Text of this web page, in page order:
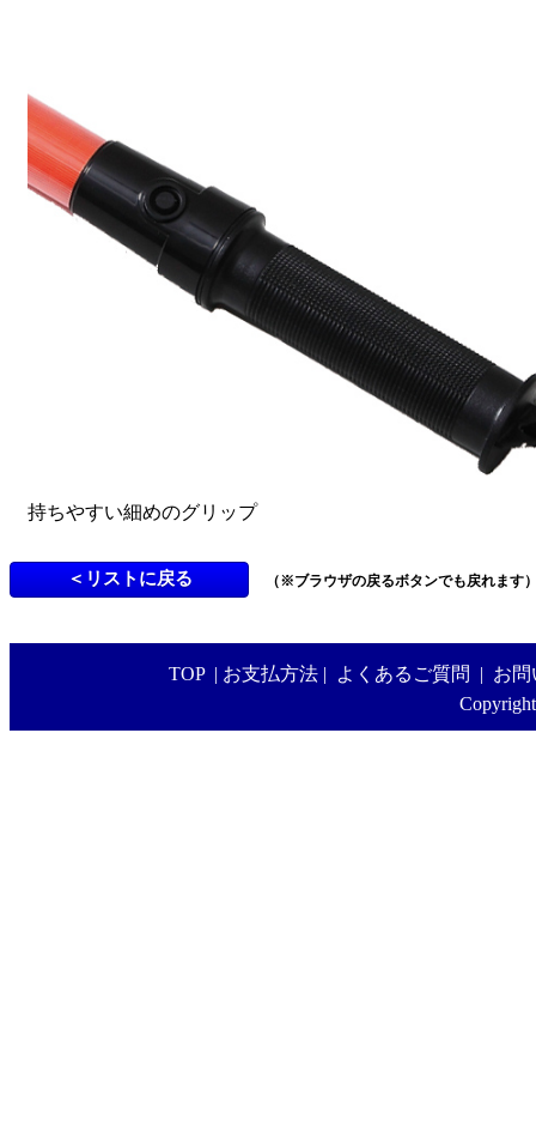
持ちやすい細めのグリップ
（※ブラウザの戻るボタンでも戻れます
TOP | お支払方法 | よくあるご質問 | お